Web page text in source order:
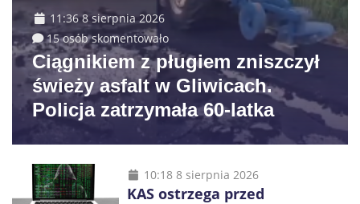
11:36 8 sierpnia 2026
15 osób skomentowało
Ciągnikiem z pługiem zniszczył
świeży asfalt w Gliwicach.
Policja zatrzymała 60-latka
10:18 8 sierpnia 2026
KAS ostrzega przed